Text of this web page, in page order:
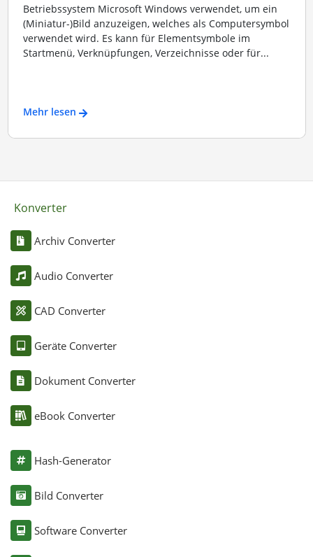
Betriebssystem Microsoft Windows verwendet, um ein
(Miniatur-)Bild anzuzeigen, welches als Computersymbol
verwendet wird. Es kann für Elementsymbole im
Startmenü, Verknüpfungen, Verzeichnisse oder für...
Mehr lesen
Konverter
Archiv Converter
Audio Converter
CAD Converter
Geräte Converter
Dokument Converter
eBook Converter
Hash-Generator
Bild Converter
Software Converter